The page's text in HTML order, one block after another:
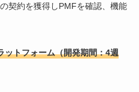
契約を獲得しPMFを確認、機能
ットフォーム（開発期間：4週